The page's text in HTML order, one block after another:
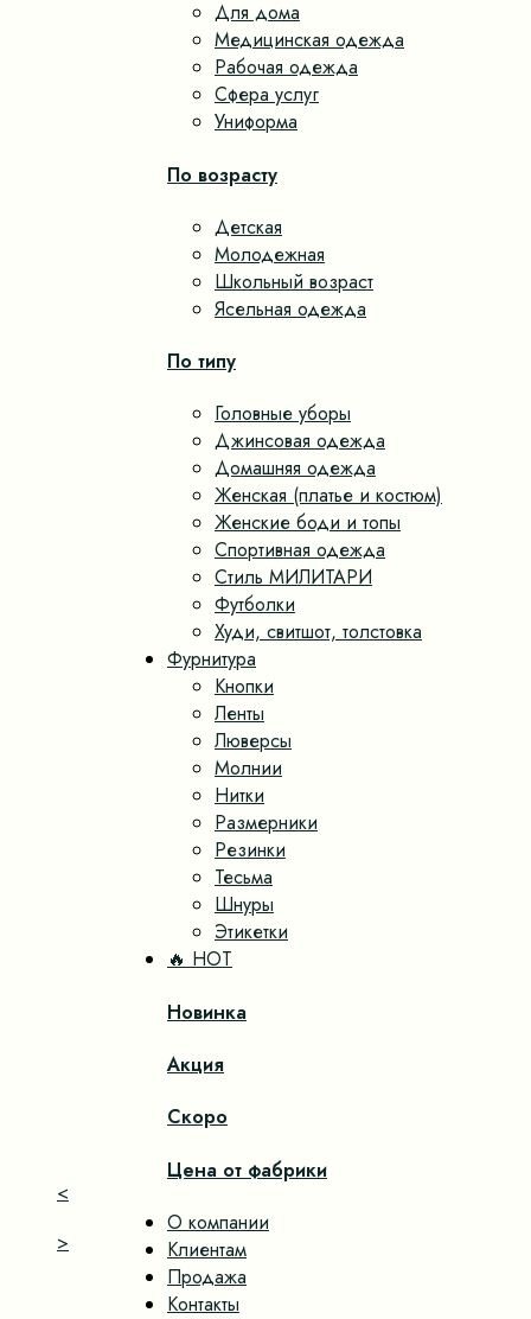
Для дома
Медицинская одежда
Рабочая одежда
Сфера услуг
Униформа
По возрасту
Детская
Молодежная
Школьный возраст
Ясельная одежда
По типу
Головные уборы
Джинсовая одежда
Домашняя одежда
Женская (платье и костюм)
Женские боди и топы
Спортивная одежда
Стиль МИЛИТАРИ
Футболки
Худи, свитшот, толстовка
Фурнитура
Кнопки
Ленты
Люверсы
Молнии
Нитки
Размерники
Резинки
Тесьма
Шнуры
Этикетки
🔥 HOT
Новинка
Акция
Скоро
Цена от фабрики
О компании
Клиентам
Продажа
Контакты
<
>